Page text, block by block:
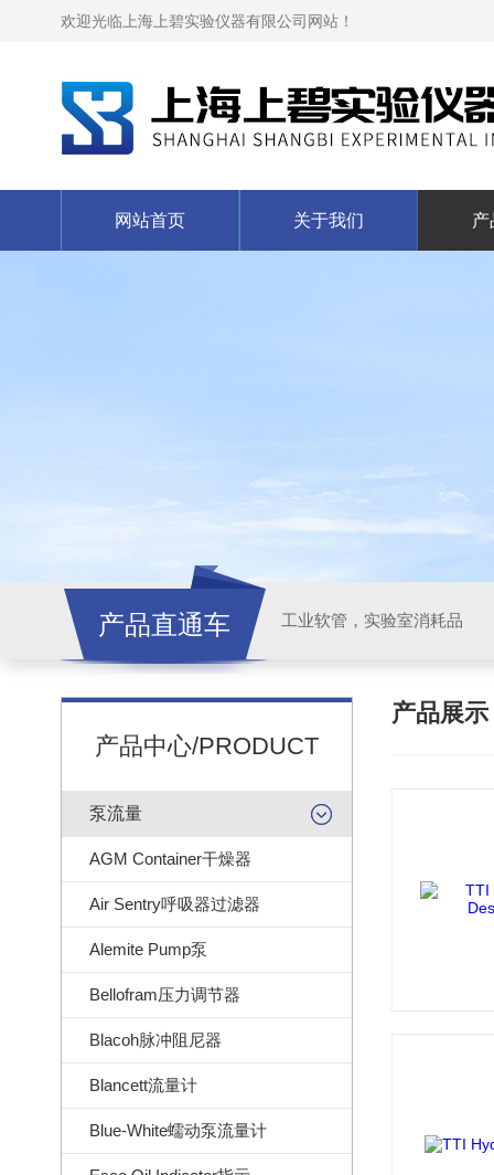
欢迎光临上海上碧实验仪器有限公司网站！
网站首页 关于我们 产
产品直通车 工业软管，实验室消耗品
产品中心/PRODUCT
泵流量
AGM Container干燥器
Air Sentry呼吸器过滤器
Alemite Pump泵
Bellofram压力调节器
Blacoh脉冲阻尼器
Blancett流量计
Blue-White蠕动泵流量计
产品展示